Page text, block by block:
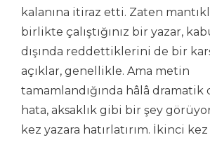
kalanına itiraz etti. Zaten
birlikte çalıştığınız bir yazar,
dışında reddettiklerini de bir
açıklar, genellikle. Ama metin
tamamlandığında hâlâ
hata, aksaklık gibi bir şey
kez yazara hatırlatırım. İkinci kez